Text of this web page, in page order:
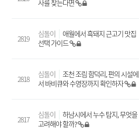
사를 찾는다면
2819 심돌이
애월에서 흑돼지 근고기 맛집
선택 가이드
2818 심돌이
조천 조림 함덕리, 편의 시설에
서 바비큐와 수영장까지 확인하자
2817 심돌이
하남시에서 누수 탐지, 무엇을
고려해야 할까?